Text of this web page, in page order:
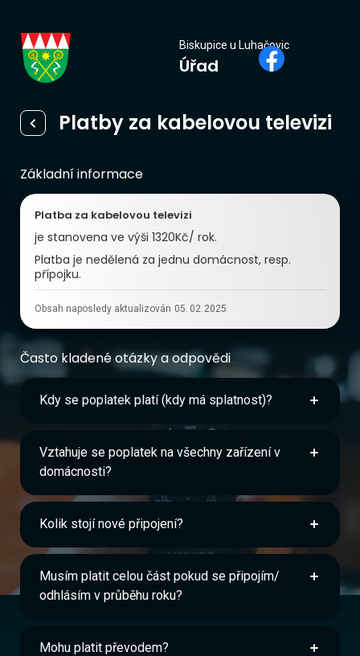
Biskupice u Luhačovic
Úřad
Platby za kabelovou televizi
Základní informace
Platba za kabelovou televizi
je stanovena ve výši 1320Kč/ rok.
Platba je nedělená za jednu domácnost, resp.
přípojku.
Obsah naposledy aktualizován 05. 02. 2025
Často kladené otázky a odpovědi
Kdy se poplatek platí (kdy má splatnost)?
Vztahuje se poplatek na všechny zařízení v
domácnosti?
Kolik stojí nové připojení?
Musím platit celou část pokud se připojím/
odhlásím v průběhu roku?
Mohu platit převodem?